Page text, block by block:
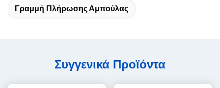
Γραμμή Πλήρωσης Αμπούλας
Συγγενικά Προϊόντα